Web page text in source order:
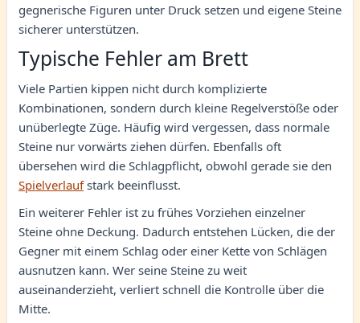
gegnerische Figuren unter Druck setzen und eigene Steine
sicherer unterstützen.
Typische Fehler am Brett
Viele Partien kippen nicht durch komplizierte
Kombinationen, sondern durch kleine Regelverstöße oder
unüberlegte Züge. Häufig wird vergessen, dass normale
Steine nur vorwärts ziehen dürfen. Ebenfalls oft
übersehen wird die Schlagpflicht, obwohl gerade sie den
Spielverlaufstark beeinflusst.
Ein weiterer Fehler ist zu frühes Vorziehen einzelner
Steine ohne Deckung. Dadurch entstehen Lücken, die der
Gegner mit einem Schlag oder einer Kette von Schlägen
ausnutzen kann. Wer seine Steine zu weit
auseinanderzieht, verliert schnell die Kontrolle über die
Mitte.